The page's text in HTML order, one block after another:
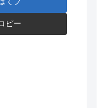
ピー